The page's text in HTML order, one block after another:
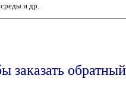
среды и др.
заказать